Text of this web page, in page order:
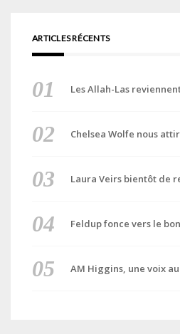
ARTICLES RÉCENTS
Les Allah-Las
Chelsea Wolfe nous
Laura Veirs bientôt de
Feldup fonce vers le
AM Higgins, une voix